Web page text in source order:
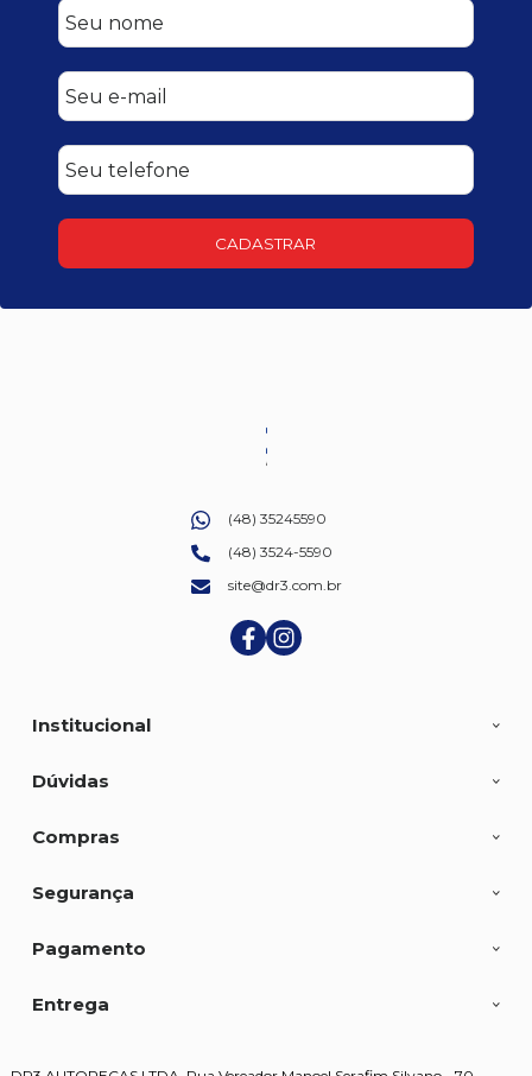
CADASTRAR
(48) 35245590
(48) 3524-5590
site@dr3.com.br
Institucional
Dúvidas
Compras
Segurança
Pagamento
Entrega